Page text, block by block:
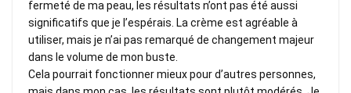
fermeté de ma peau, les résultats n’ont pas été aussi
significatifs que je l’espérais. La crème est agréable à
utiliser, mais je n’ai pas remarqué de changement majeur
dans le volume de mon buste.
Cela pourrait fonctionner mieux pour d’autres personnes,